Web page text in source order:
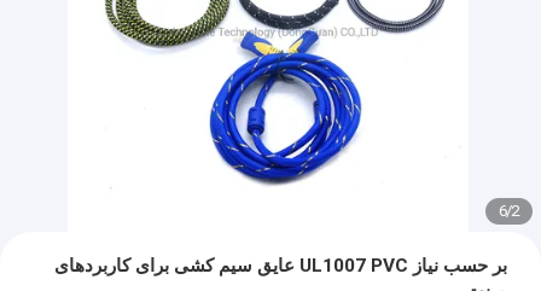
2
/
6
بر حسب نیاز UL1007 PVC عایق سیم کشی برای کاربردهای